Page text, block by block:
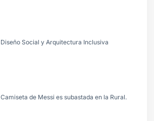
Diseño Social y Arquitectura Inclusiva
Camiseta de Messi es subastada en la Rural.